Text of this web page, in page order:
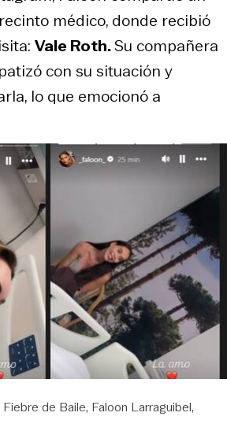
médico, donde recibió
Vale Roth.Su compañera
con su situación y
lo que emocionó a
Fiebre de Baile Faloon Larraguibel